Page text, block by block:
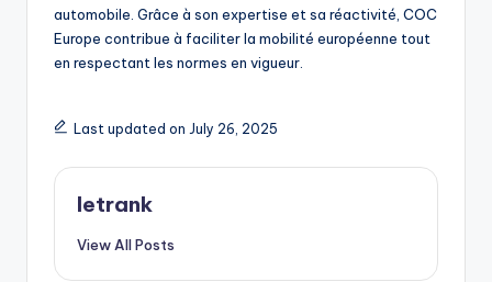
automobile. Grâce à son expertise et sa réactivité, COC
Europe contribue à faciliter la mobilité européenne tout
en respectant les normes en vigueur.
Last updated on July 26, 2025
letrank
View All Posts